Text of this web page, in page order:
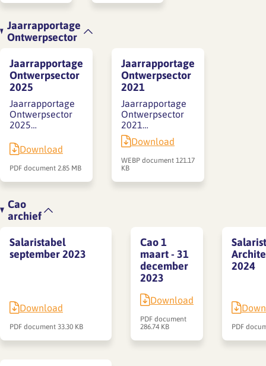
Jaarrapportage
Ontwerpsector
Jaarrapportage
Ontwerpsector
2025
Jaarrapportage
Ontwerpsector
2025…
Download
PDF document 2.85 MB
Jaarrapportage
Ontwerpsector
2021
Jaarrapportage
Ontwerpsector
2021…
Download
WEBP document 121.17
KB
Cao
archief
Salaristabel
september 2023
Download
PDF document 33.30 KB
Cao 1
maart - 31
december
2023
Download
PDF document
286.74 KB
2024
PDF